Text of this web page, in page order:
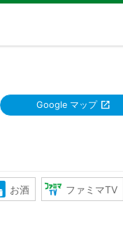
Google マップ
お酒 ファミマTV